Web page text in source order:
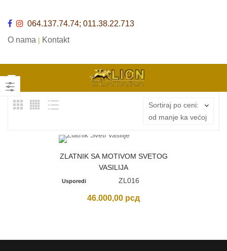
064.137.74.74; 011.38.22.713
O nama | Kontakt
Sortiraj po ceni:
od manje ka većoj
ZLATNIK SA MOTIVOM SVETOG
VASILIJA
Usporedi ZL016
46.000,00 рсд